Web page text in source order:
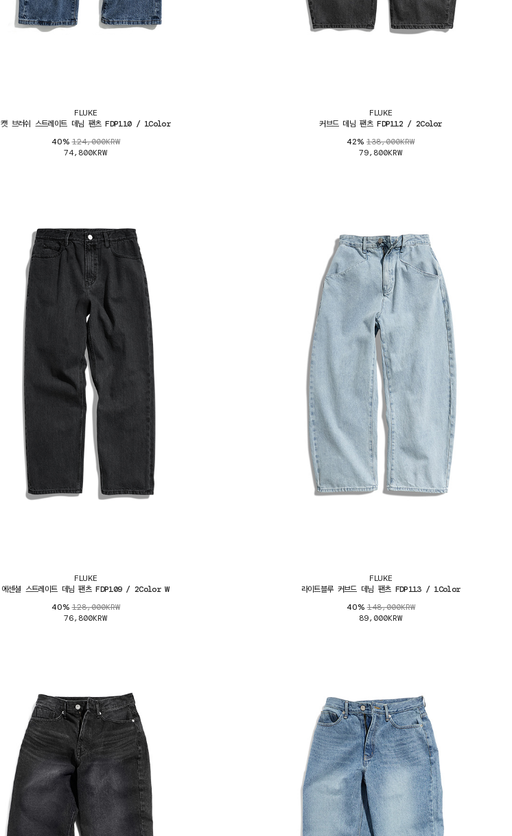
FLUKE
캣 브러쉬 스트레이트 데님 팬츠 FDP110 / 1Color
40%124,000KRW
74,800KRW
FLUKE
커브드 데님 팬츠 FDP112 / 2Color
42% 138,000KRW
79,800KRW
FLUKE
에센셜 스트레이트 데님 팬츠 FDP109 / 2Color W
40%128,000KRW
76,800KRW
FLUKE
라이트블루 커브드 데님 팬츠 FDP113 / 1Color
40%148,000KRW
89,000KRW